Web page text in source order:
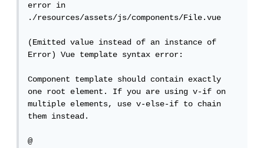
error in
./resources/assets/js/components/File.vue
(Emitted value instead of an instance of
Error) Vue template syntax error:
Component template should contain exactly
one root element. If you are using v-if on
multiple elements, use v-else-if to chain
them instead.
@